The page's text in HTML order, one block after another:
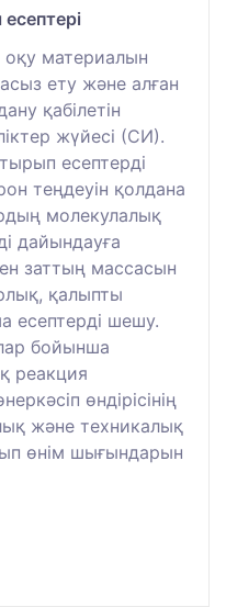
материалын
ету және алған
қабілетін
жүйесі (СИ).
есептерді
теңдеуін қолдана
молекулалық
дайындауға
заттың массасын
қалыпты
есептерді шешу.
бойынша
реакция
өндірісінің
және техникалық
өнім шығындарын